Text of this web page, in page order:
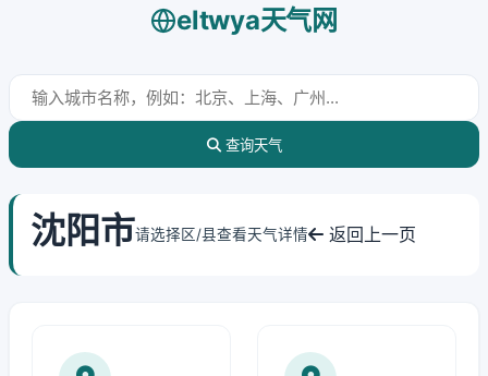
eltwya天气网
查询天气
沈阳市请选择区/县查看天气详情 返回上一页